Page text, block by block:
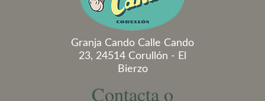
Granja Cando Calle Cando
23, 24514 Corullón - El
Bierzo
Contacta o